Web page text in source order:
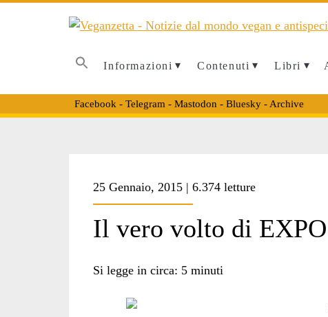
Informazioni Contenuti Libri
Facebook - Telegram - Mastodon - Bluesky- Archive
<span>capitalismo
green</span>
25 Gennaio, 2015 | 6.374 letture
Il vero volto di
Si legge in circa: 5 minuti